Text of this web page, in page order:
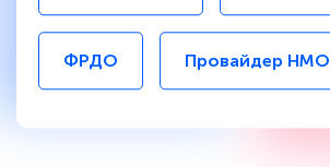
ФРДО Провайдер НМО